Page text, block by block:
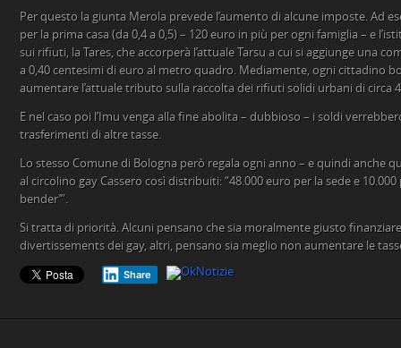
Per questo la giunta Merola prevede l’aumento di alcune imposte. Ad
per la prima casa (da 0,4 a 0,5) – 120 euro in più per ogni famiglia – e
sui rifiuti, la Tares, che accorperà l’attuale Tarsu a cui si aggiunge una
a 0,40 centesimi di euro al metro quadro. Mediamente, ogni cittadino
aumentare l’attuale tributo sulla raccolta dei rifiuti solidi urbani di circa
E nel caso poi l’Imu venga alla fine abolita – dubbioso – i soldi
trasferimenti di altre tasse.
Lo stesso Comune di Bologna però regala ogni anno – e quindi anche
al circolino gay Cassero così distribuiti: “48.000 euro per la sede e 10.000
bender’”.
Si tratta di priorità. Alcuni pensano che sia moralmente giusto
divertissements dei gay, altri, pensano sia meglio non aumentare le
Share